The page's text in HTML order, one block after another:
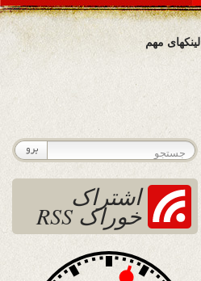
لینکهای مهم
اشتراک
خوراک RSS